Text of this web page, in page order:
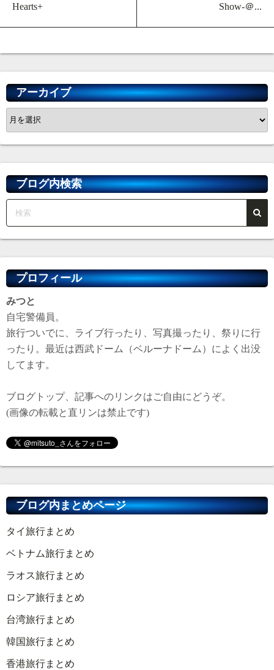
Hearts+
Show-＠...
アーカイブ
ア
ー
カ
イ
ブブログ内検索
プロフィール
みつと
自宅警備員。
旅行ついでに、ライブ行ったり、写真撮ったり、祭りに行
ったり。最近は西武ドーム（ベルーナドーム）によく出没
してます。
ブログトップ、記事へのリンクはご自由にどうぞ。
(画像の転載と直リンは禁止です)
ブログ内まとめページ
タイ旅行まとめ
ベトナム旅行まとめ
ラオス旅行まとめ
ロシア旅行まとめ
台湾旅行まとめ
韓国旅行まとめ
香港旅行まとめ